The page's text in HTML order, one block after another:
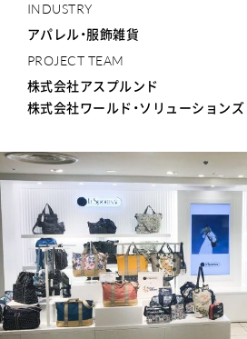
INDUSTRY
アパレル・服飾雑貨
PROJECT TEAM
株式会社アスプルンド
株式会社ワールド・ソリューションズ